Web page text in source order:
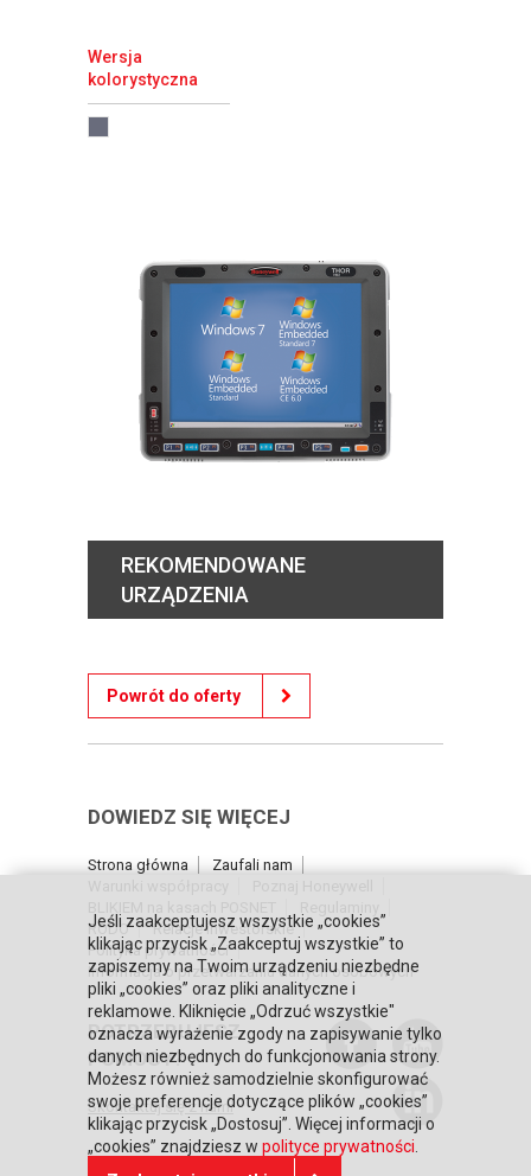
Wersja
kolorystyczna
REKOMENDOWANE
URZĄDZENIA
Powrót do oferty
DOWIEDZ SIĘ WIĘCEJ
Strona główna
Zaufali nam
RODO
Relacje inwestorskie
Polityka prywatności
Informacja o przetwarzaniu danych osobowych
POTRZEBUJESZ
POMOCY?
Skontaktuj się z nami
Jeśli zaakceptujesz wszystkie „cookies”
klikając przycisk „Zaakceptuj wszystkie” to
zapiszemy na Twoim urządzeniu niezbędne
pliki „cookies” oraz pliki analityczne i
reklamowe. Kliknięcie „Odrzuć wszystkie"
oznacza wyrażenie zgody na zapisywanie tylko
danych niezbędnych do funkcjonowania strony.
Możesz również samodzielnie skonfigurować
swoje preferencje dotyczące plików „cookies”
klikając przycisk „Dostosuj”. Więcej informacji o
„cookies” znajdziesz w polityce prywatności